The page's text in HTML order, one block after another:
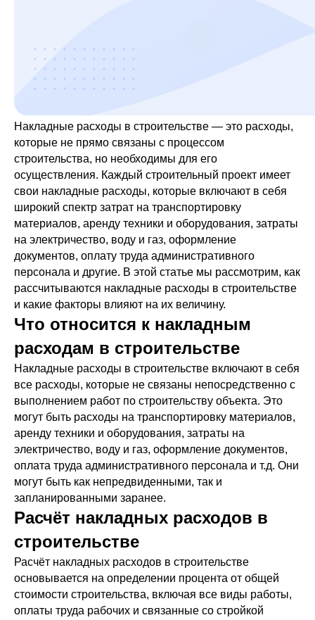
Накладные расходы в строительстве — это расходы,
которые не прямо связаны с процессом
строительства, но необходимы для его
осуществления. Каждый строительный проект имеет
свои накладные расходы, которые включают в себя
широкий спектр затрат на транспортировку
материалов, аренду техники и оборудования, затраты
на электричество, воду и газ, оформление
документов, оплату труда административного
персонала и другие. В этой статье мы рассмотрим, как
рассчитываются накладные расходы в строительстве
и какие факторы влияют на их величину.
Что относится к накладным
расходам в строительстве
Накладные расходы в строительстве включают в себя
все расходы, которые не связаны непосредственно с
выполнением работ по строительству объекта. Это
могут быть расходы на транспортировку материалов,
аренду техники и оборудования, затраты на
электричество, воду и газ, оформление документов,
оплата труда административного персонала и т.д. Они
могут быть как непредвиденными, так и
запланированными заранее.
Расчёт накладных расходов в
строительстве
Расчёт накладных расходов в строительстве
основывается на определении процента от общей
стоимости строительства, включая все виды работы,
оплаты труда рабочих и связанные со стройкой